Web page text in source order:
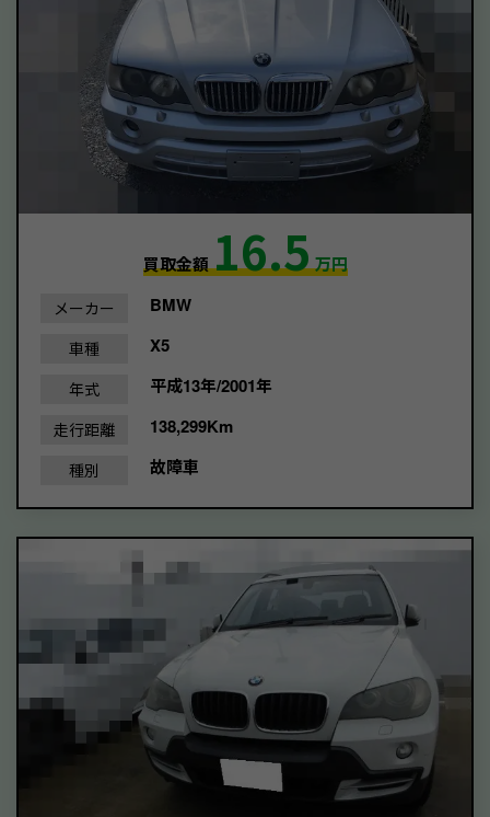
買取金額16.5万円
メーカー BMW
車種 X5
年式 平成13年/2001年
走行距離 138,299Km
種別 故障車